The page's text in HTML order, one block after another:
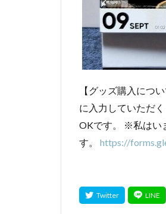
【グッズ購入につ
に入力していただ
OKです。 ※私はい
す。 https://